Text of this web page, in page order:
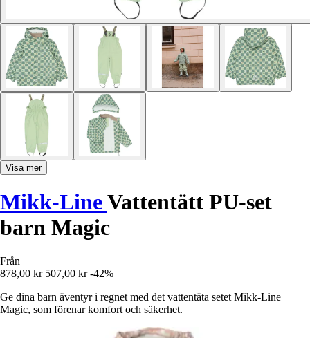
Visa mer
Mikk-LineVattentätt PU-set
barn Magic
Från
878,00 kr 507,00 kr -42%
Ge dina barn äventyr i regnet med det vattentäta setet Mikk-Line
Magic, som förenar komfort och säkerhet.